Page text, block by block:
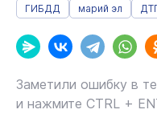
ГИБДД марий эл
Заметили ошибку в
и нажмите CTRL +